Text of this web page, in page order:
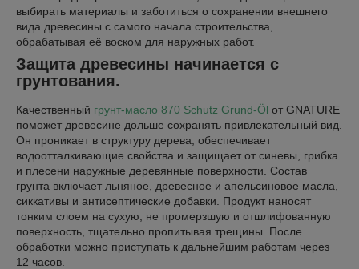
выбирать материалы и заботиться о сохранении внешнего
вида древесины с самого начала строительства,
обрабатывая её воском для наружных работ.
Защита древесины начинается с
грунтования.
Качественный грунт-масло 870 Schutz Grund-Öl от GNATURE
поможет древесине дольше сохранять привлекательный вид.
Он проникает в структуру дерева, обеспечивает
водоотталкивающие свойства и защищает от синевы, грибка
и плесени наружные деревянные поверхности. Состав
грунта включает льняное, древесное и апельсиновое масла,
сиккативы и антисептические добавки. Продукт наносят
тонким слоем на сухую, не промерзшую и отшлифованную
поверхность, тщательно пропитывая трещины. После
обработки можно приступать к дальнейшим работам через
12 часов.